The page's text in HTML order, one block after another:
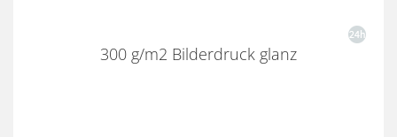
300 g/m2 Bilderdruck glanz